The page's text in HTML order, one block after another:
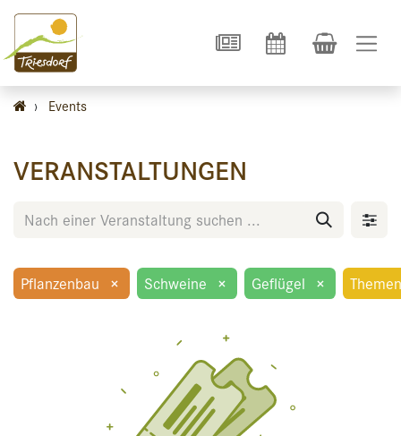
› Events
VERANSTALTUNGEN
Pflanzenbau × Schweine × Geflügel ×